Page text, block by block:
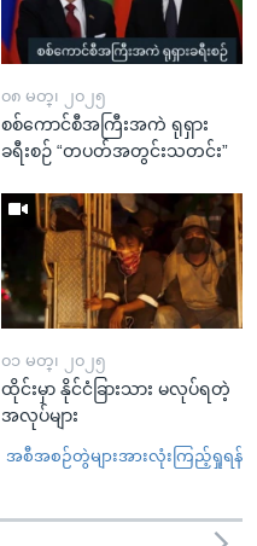
၀၈ မတ္၊ ၂၀၂၅
စစ်ကောင်စီအကြီးအကဲ ရုရှား
ခရီးစဉ် “တပတ်အတွင်းသတင်း”
၀၁ မတ္၊ ၂၀၂၅
ထိုင်းမှာ နိုင်ငံခြားသား မလုပ်ရတဲ့
အလုပ်များ
အစီအစဉ်တွဲများအားလုံးကြည့်ရှုရန်